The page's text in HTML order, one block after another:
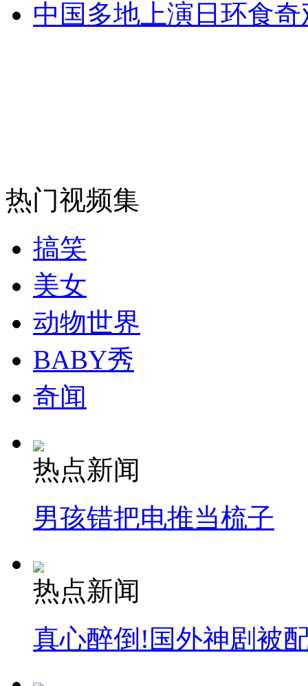
中国多地上演日环食
热门视频集
搞笑
美女
动物世界
BABY秀
奇闻
热点新闻
男孩错把电推当梳子
热点新闻
真心醉倒!国外神剧被